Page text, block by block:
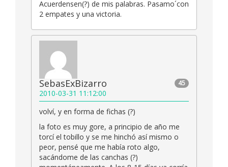
Acuerdensen(?) de mis palabras. Pasamo´con
2 empates y una victoria.
45
SebasExBizarro
2010-03-31 11:12:00
volví, y en forma de fichas (?)
la foto es muy gore, a principio de año me
torcí el tobillo y se me hinchó así mismo o
peor, pensé que me había roto algo,
sacándome de las canchas (?)